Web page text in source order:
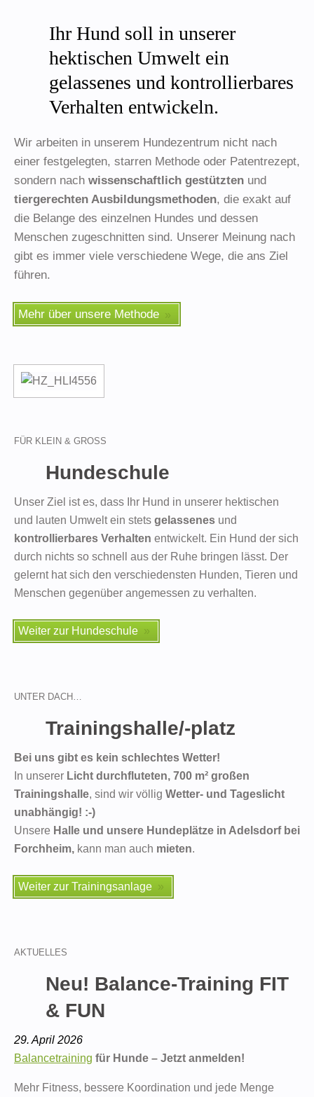
Ihr Hund soll in unserer
hektischen Umwelt ein
gelassenes und kontrollierbares
Verhalten entwickeln.
Wir arbeiten in unserem Hundezentrum nicht nach
einer festgelegten, starren Methode oder Patentrezept,
sondern nach wissenschaftlich gestützten und
tiergerechten Ausbildungsmethoden, die exakt auf
die Belange des einzelnen Hundes und dessen
Menschen zugeschnitten sind. Unserer Meinung nach
gibt es immer viele verschiedene Wege, die ans Ziel
führen.
Mehr über unsere Methode
FÜR KLEIN & GROSS
Hundeschule
Unser Ziel ist es, dass Ihr Hund in unserer hektischen
und lauten Umwelt ein stets gelassenes und
kontrollierbares Verhalten entwickelt. Ein Hund der sich
durch nichts so schnell aus der Ruhe bringen lässt. Der
gelernt hat sich den verschiedensten Hunden, Tieren und
Menschen gegenüber angemessen zu verhalten.
Weiter zur Hundeschule
UNTER DACH…
Trainingshalle/-platz
Bei uns gibt es kein schlechtes Wetter!
In unserer Licht durchfluteten, 700 m² großen
Trainingshalle, sind wir völlig Wetter- und Tageslicht
unabhängig! :-)
Unsere Halle und unsere Hundeplätze in Adelsdorf bei
Forchheim, kann man auch mieten.
Weiter zur Trainingsanlage
AKTUELLES
Neu! Balance-Training FIT
& FUN
29. April 2026
Balancetraining für Hunde – Jetzt anmelden!
Mehr Fitness, bessere Koordination und jede Menge